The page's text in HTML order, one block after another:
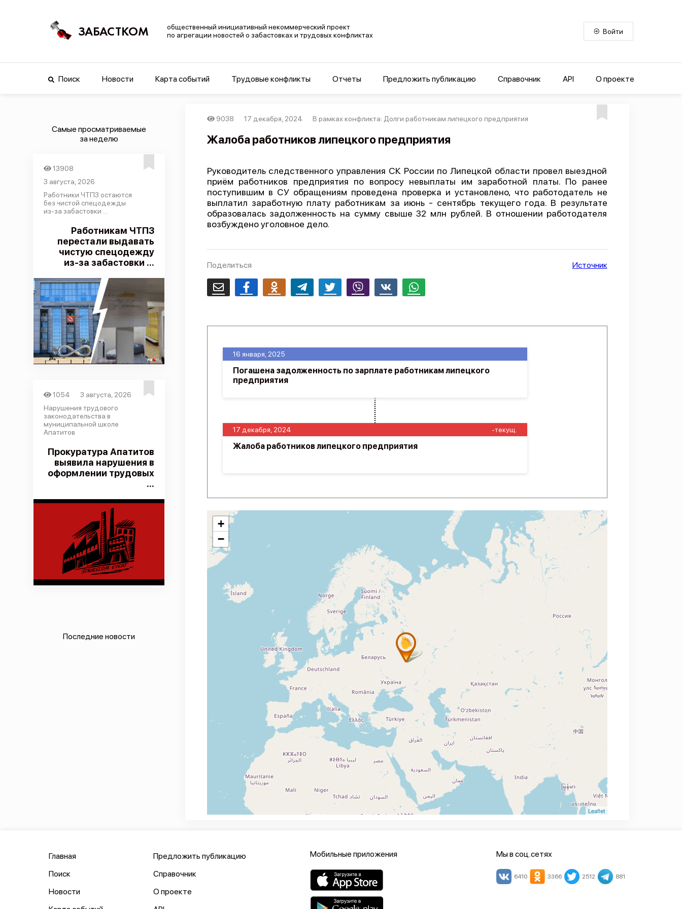
ЗАБАСТКОМ
общественный инициативный некоммерческий проект
по агрегации новостей о забастовках и трудовых конфликтах
Войти
Поиск Новости Карта событий Трудовые конфликты Отчеты Предложить публикацию Справочник API О проекте
Самые просматриваемые
за неделю
13908
3 августа, 2026
Работники ЧТПЗ остаются
без чистой спецодежды
из-за забастовки ...
Работникам ЧТПЗ
перестали выдавать
чистую спецодежду
из-за забастовки ...
1054
3 августа, 2026
Нарушения трудового
законодательства в
муниципальной школе
Апатитов
Прокуратура Апатитов
выявила нарушения в
оформлении трудовых
...
Последние новости
9038 17 декабря, 2024 В рамках конфликта: Долги работникам липецкого предприятия
Жалоба работников липецкого предприятия
Руководитель следственного управления СК России по Липецкой области провел выездной
приём работников предприятия по вопросу невыплаты им заработной платы. По ранее
поступившим в СУ обращениям проведена проверка и установлено, что работодатель не
выплатил заработную плату работникам за июнь - сентябрь текущего года. В результате
образовалась задолженность на сумму свыше 32 млн рублей. В отношении работодателя
возбуждено уголовное дело.
Поделиться
Email FacebookOdnoklassnikiTelegram Twitter Viber Whatsapp
Источник
17 декабря, 2024 -текущ.
Жалоба работников липецкого предприятия
16 января, 2025
Погашена задолженность по зарплате работникам липецкого
предприятия
+
−
Leaflet
Главная
Поиск
Новости
Предложить публикацию
Справочник
О проекте
Мобильные приложения Мы в соц.сетях
6410 3366 2512 881